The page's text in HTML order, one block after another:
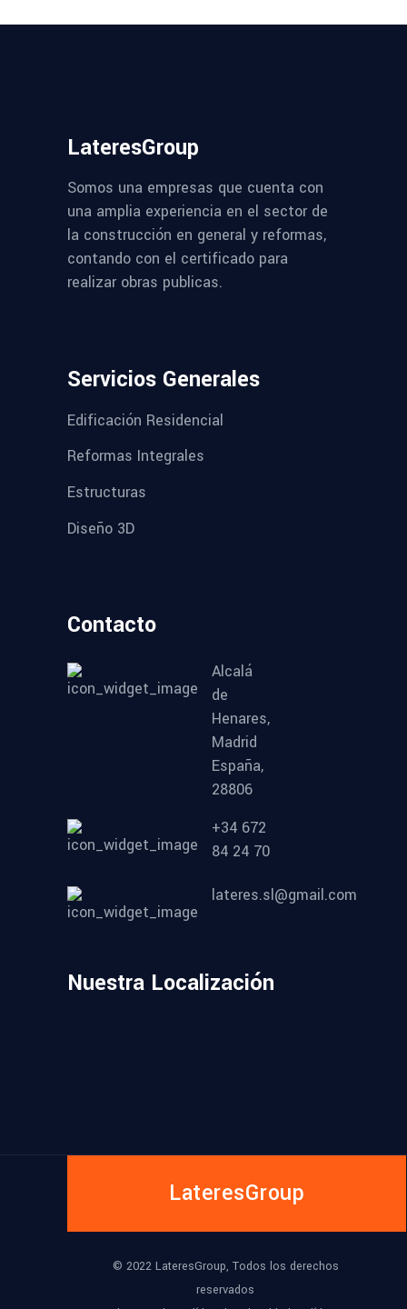
LateresGroup
Somos una empresas que cuenta con
una amplia experiencia en el sector de
la construcción en general y reformas,
contando con el certificado para
realizar obras publicas.
Servicios Generales
Edificación Residencial
Reformas Integrales
Estructuras
Diseño 3D
Contacto
Alcalá
de
Henares,
Madrid
España,
28806
+34 672
84 24 70
lateres.sl@gmail.com
Nuestra Localización
LateresGroup
© 2022 LateresGroup, Todos los derechos
reservados